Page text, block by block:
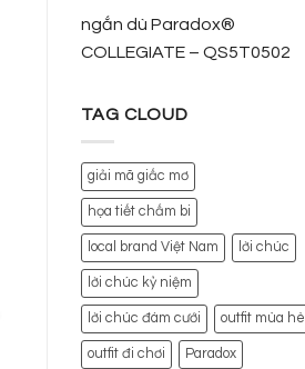
ngắn dù Paradox®
COLLEGIATE – QS5T0502
TAG CLOUD
giải mã giấc mơ
họa tiết chấm bi
local brand Việt Nam lời chúc
lời chúc kỷ niệm
lời chúc đám cưới outfit mùa hè
outfit đi chơi Paradox